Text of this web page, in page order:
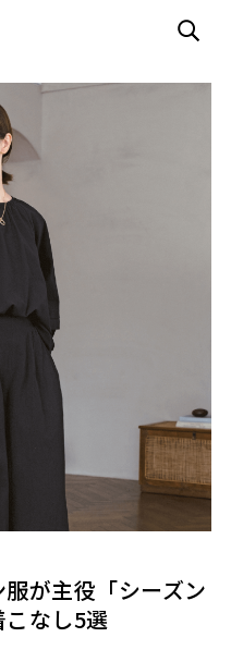
服が主役「シーズン
こなし5選